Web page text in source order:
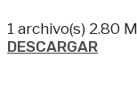
1 archivo(s) 2.80
DESCARGAR